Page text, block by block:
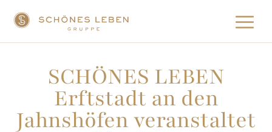
SCHÖNES LEBEN
Erftstadt an den
Jahnshöfen veranstaltet